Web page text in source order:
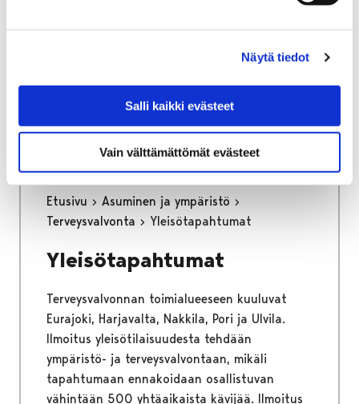
Näytä tiedot
Salli kaikki evästeet
Vain välttämättömät evästeet
aikajänteen ohjenuorana katujen
liikenneverkkosuunnitelman loppuraportin
Etusivu
Asuminen ja ympäristö
Terveysvalvonta
Yleisötapahtumat
Yleisötapahtumat
Terveysvalvonnan toimialueeseen kuuluvat
Eurajoki, Harjavalta, Nakkila, Pori ja Ulvila.
Ilmoitus yleisötilaisuudesta tehdään
ympäristö- ja terveysvalvontaan, mikäli
tapahtumaan ennakoidaan osallistuvan
vähintään 500 yhtäaikaista kävijää. Ilmoitus